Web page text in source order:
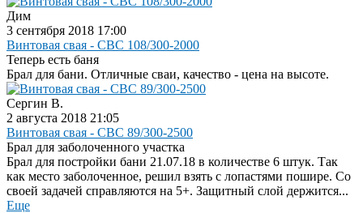
Дим
3 сентября 2018 17:00
Винтовая свая - СВС 108/300-2000
Теперь есть баня
Брал для бани. Отличные сваи, качество - цена на высоте.
Сергин В.
2 августа 2018 21:05
Винтовая свая - СВС 89/300-2500
Брал для заболоченного участка
Брал для постройки бани 21.07.18 в количестве 6 штук. Так
как место заболоченное, решил взять с лопастями пошире. Со
своей задачей справляются на 5+. Защитный слой держится...
Еще